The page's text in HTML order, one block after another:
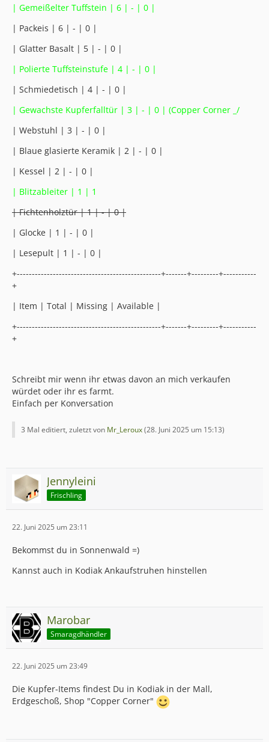
| Gemeißelter Tuffstein | 6 | - | 0 |
| Packeis | 6 | - | 0 |
| Glatter Basalt | 5 | - | 0 |
| Polierte Tuffsteinstufe | 4 | - | 0 |
| Schmiedetisch | 4 | - | 0 |
| Gewachste Kupferfalltür | 3 | - | 0 | (Copper Corner _/
| Webstuhl | 3 | - | 0 |
| Blaue glasierte Keramik | 2 | - | 0 |
| Kessel | 2 | - | 0 |
| Blitzableiter | 1 | 1
| Fichtenholztür | 1 | - | 0 |
| Glocke | 1 | - | 0 |
| Lesepult | 1 | - | 0 |
+------------------------------------------------+-------+---------+-----------
+
| Item | Total | Missing | Available |
+------------------------------------------------+-------+---------+-----------
+
Schreibt mir wenn ihr etwas davon an mich verkaufen
würdet oder ihr es farmt.
Einfach per Konversation
3 Mal editiert, zuletzt von Mr_Leroux(28. Juni 2025 um 15:13)
Jennyleini
Frischling
22. Juni 2025 um 23:11
Bekommst du in Sonnenwald =)
Kannst auch in Kodiak Ankaufstruhen hinstellen
Marobar
Smaragdhändler
22. Juni 2025 um 23:49
Die Kupfer-Items findest Du in Kodiak in der Mall,
Erdgeschoß, Shop "Copper Corner"